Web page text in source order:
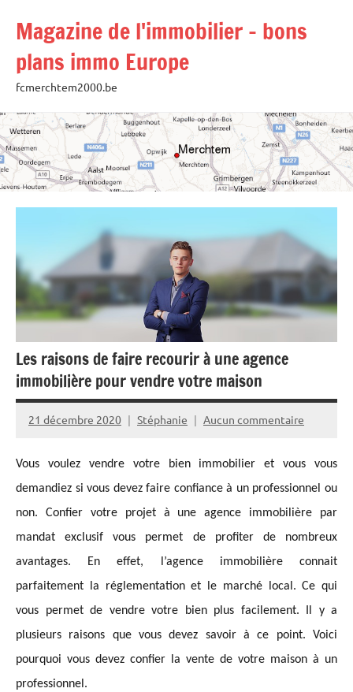
contenu
Magazine de l'immobilier – bons
plans immo Europe
fcmerchtem2000.be
Les raisons de faire recourir à une agence
immobilière pour vendre votre maison
21 décembre 2020 Stéphanie Aucun commentaire
Vous voulez vendre votre bien immobilier et vous vous
demandiez si vous devez faire confiance à un professionnel ou
non. Confier votre projet à une agence immobilière par
mandat exclusif vous permet de profiter de nombreux
avantages. En effet, l’agence immobilière connait
parfaitement la réglementation et le marché local. Ce qui
vous permet de vendre votre bien plus facilement. Il y a
plusieurs raisons que vous devez savoir à ce point. Voici
pourquoi vous devez confier la vente de votre maison à un
professionnel.